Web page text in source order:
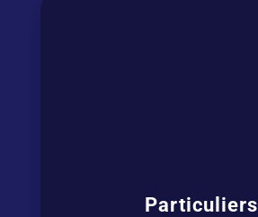
Particuliers